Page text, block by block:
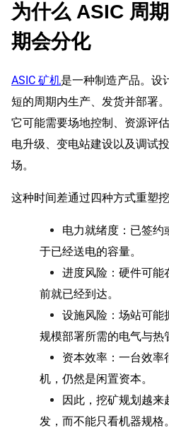
为什么 ASIC 周
期会分化
ASIC 矿机是一种制造产品。设
短的周期内生产、发货并部署
它可能需要场地控制、资源评
电升级、变电站建设以及调试
场。
这种时间差通过四种方式重塑挖
电力就绪度：已签约
于已经送电的容量。
进度风险：硬件可能
前就已经到达。
设施风险：场站可能
规模部署所需的电气与热
资本效率：一台效率
机，仍然是闲置资本。
因此，挖矿规划越来
发，而不能只看机器规格。